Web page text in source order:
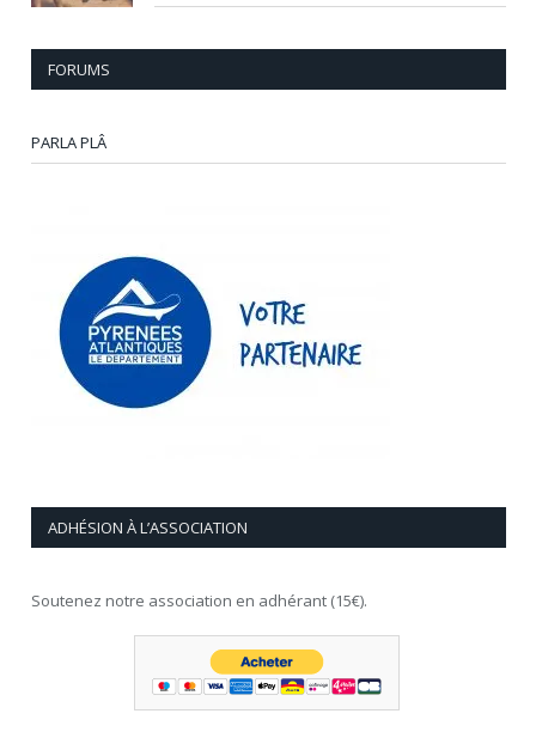
FORUMS
PARLA PLÂ
ADHÉSION À L’ASSOCIATION
Soutenez notre association en adhérant (15€).